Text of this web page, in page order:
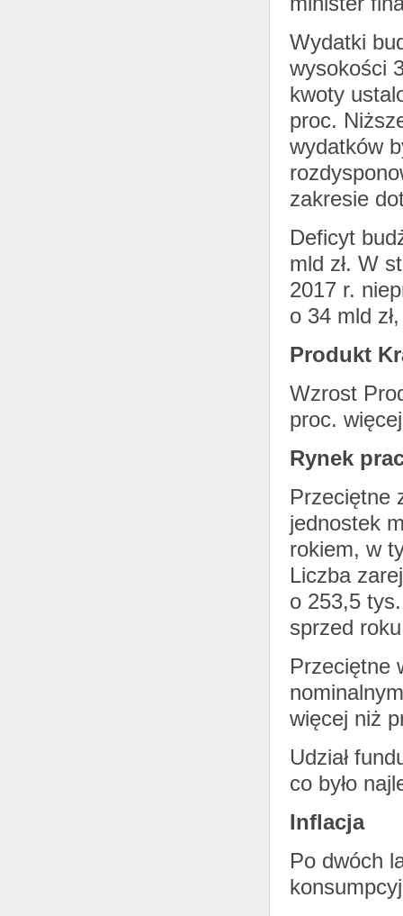
Wydatki
wysokości
kwoty
proc.
wydatków
zakresie
Deficyt
mld zł. W
2017 r.
o 34 mld
Produkt
Wzrost
proc.
Rynek
Przeciętne
jednostek
rokiem, w
Liczba
o 253,5
sprzed
Przeciętne
więcej niż
Udział
co było
Inflacja
Po dwóch